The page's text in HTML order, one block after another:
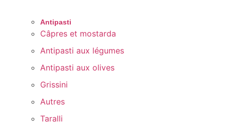
Antipasti
Câpres et mostarda
Antipasti aux légumes
Antipasti aux olives
Grissini
Autres
Taralli